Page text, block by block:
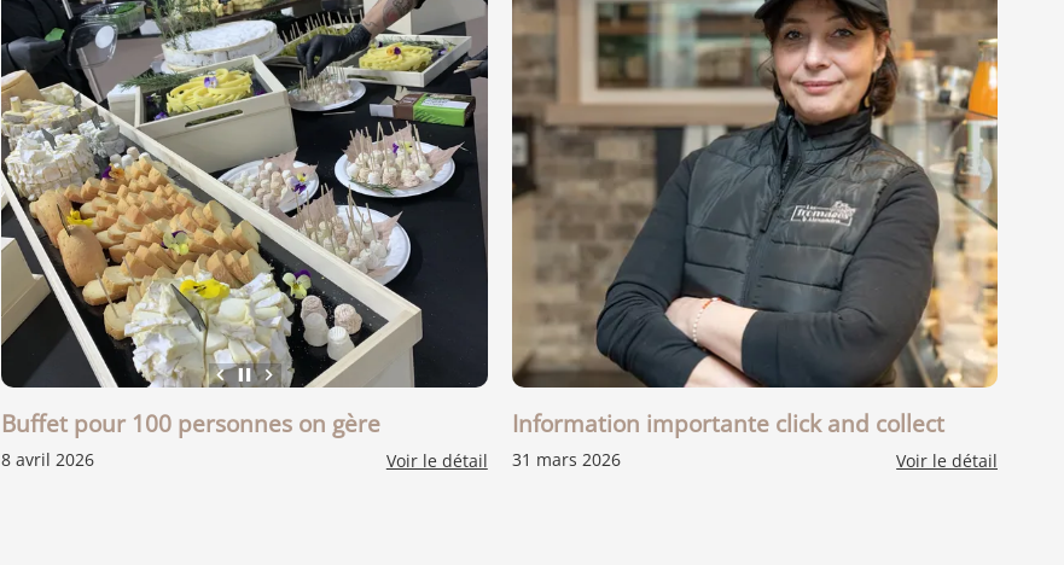
keyboard_arrow_left keyboard_arrow_right
pause
Buffet pour 100 personnes on gère
8 avril 2026 Voir le détail
Information importante click and collect
31 mars 2026 Voir le détail